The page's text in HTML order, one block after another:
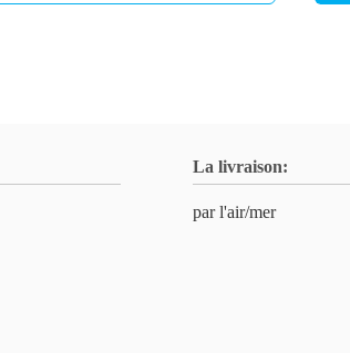
La livraison:
par l'air/mer